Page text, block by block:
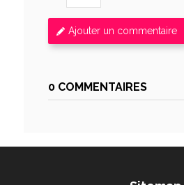
Ajouter un commentaire
0 COMMENTAIRES